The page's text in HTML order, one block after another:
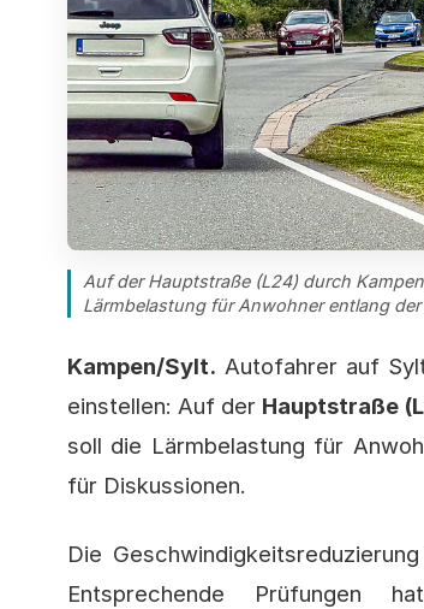
Auf der Hauptstraße (L24) durch
Lärmbelastung für Anwohner entlang
Kampen/Sylt. Autofahrer auf
einstellen: Auf der Hauptstraße
soll die Lärmbelastung für
für Diskussionen.
Die
Entsprechende Prüfungen